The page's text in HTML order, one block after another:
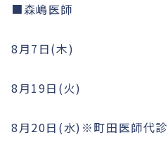
■森嶋医師
8月7日(木)
8月19日(火)
8月20日(水)※町田医師代診